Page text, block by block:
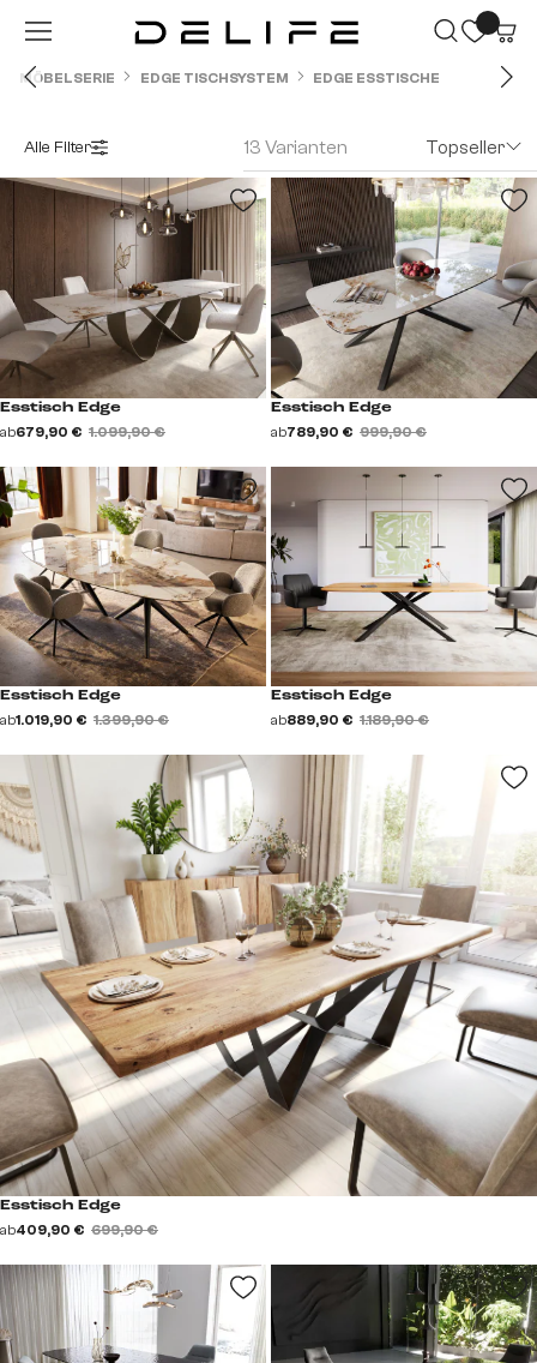
Zum Hauptinhalt springen
MÖBELSERIE EDGE TISCHSYSTEM EDGE ESSTISCHE
Alle Filter 13 Varianten Topseller
Esstisch Edge
ab409,90 € 699,90 €
Esstisch Edge
ab679,90 € 1.099,90 €
Esstisch Edge
ab789,90 € 999,90 €
Esstisch Edge
ab1.019,90 € 1.399,90 €
Esstisch Edge
ab889,90 € 1.189,90 €